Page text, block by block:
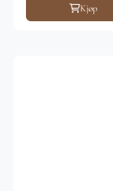
Kjøp